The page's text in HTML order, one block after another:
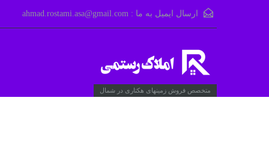
ارسال ایمیل به ما : ahmad.rostami.asa@gmail.com
متخصص فروش زمینهای هکتاری در شمال